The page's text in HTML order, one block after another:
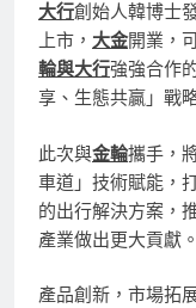
大行創始人韓博士
上市， 大金開業，
輪與大行強強合作
享、生態共贏」戰
此次與金輪攜手，
車道」技術賦能，
的出行解決方案，
產業做出更大貢獻。
產品創新，市場拓